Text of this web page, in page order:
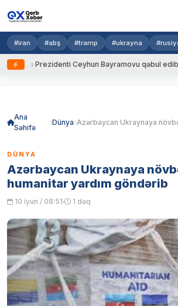
#iran #abş #tramp #ukrayna
Prezidenti Ceyhun Bayramovu qəbul edib
Ana
Səhifə
Dünya
DÜNYA
Azərbaycan Ukraynaya
humanitar yardım göndərib
10 iyun / 08:51 1 dəq